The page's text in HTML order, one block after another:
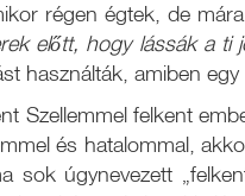
régen égtek, de
előtt, hogy lássák a ti
használták, amiben
Szellemmel felkent
és hatalommal,
sok úgynevezett